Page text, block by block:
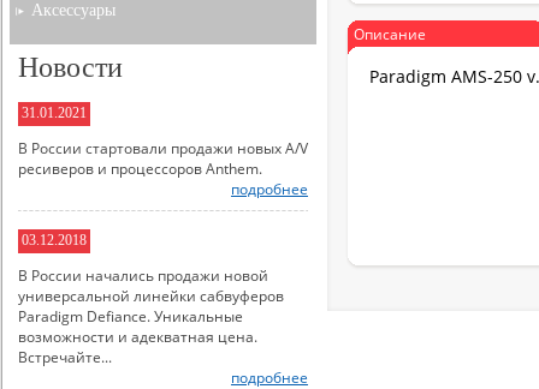
Описание
Paradigm AMS-250
Аксессуары
Новости
31.01.2021
В России стартовали продажи новых A/V
ресиверов и процессоров Anthem.
подробнее
03.12.2018
В России начались продажи новой
универсальной линейки сабвуферов
Paradigm Defiance. Уникальные
возможности и адекватная цена.
Встречайте...
подробнее